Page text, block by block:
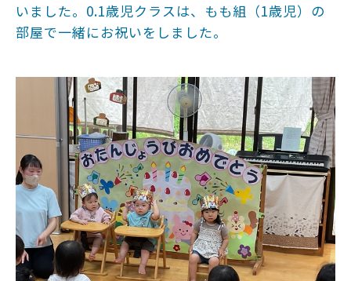
いました。0.1歳児クラスは、もも組（1歳児）の
部屋で一緒にお祝いをしました。